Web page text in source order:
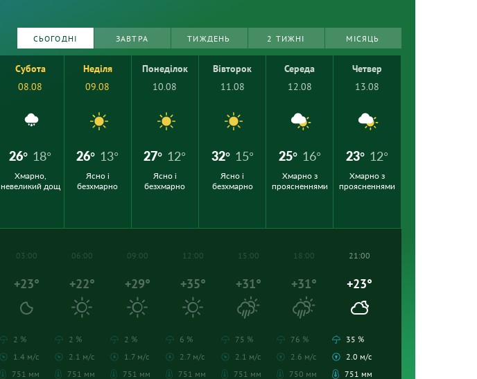
СЬОГОДНІ ЗАВТРА ТИЖДЕНЬ 2 ТИЖНІ МІСЯЦЬ
Субота
08.08
26° 18°
Хмарно,
невеликий дощ
Неділя
09.08
26° 13°
Ясно і
безхмарно
Понеділок
10.08
27° 12°
Ясно і
безхмарно
Вівторок
11.08
32° 15°
Ясно і
безхмарно
Середа
12.08
25° 16°
Хмарно з
проясненнями
Четвер
13.08
23° 12°
Хмарно з
проясненнями
03:00
+23°
2 %
1.4 м/с
751 мм
06:00
+22°
2 %
2.1 м/с
751 мм
09:00
+29°
2 %
1.7 м/с
751 мм
12:00
+35°
6 %
2.7 м/с
751 мм
15:00
+31°
75 %
2.1 м/с
751 мм
18:00
+31°
76 %
2.6 м/с
750 мм
21:00
+23°
35 %
2.0 м/с
751 мм